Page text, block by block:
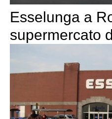
Esselunga a
supermercato